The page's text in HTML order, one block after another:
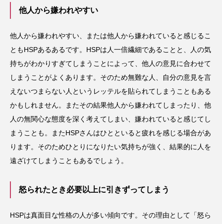
他人から嫌われやすい
他人から嫌われやすい、または他人から嫌われていると感じるこ
ともHSPあるあるです。HSPは人一倍繊細であることと、人の気
持ちがわかりすぎてしまうことによって、他人の意見に合わせて
しまうことがよくあります。そのため無難な人、自分の意見を言
えないつまらない人というレッテルを貼られてしまうこともある
かもしれません。またその結果他人から嫌われてしまったり、他
人の無関心な態度を深く考えてしまい、嫌われていると感じてし
まうことも。またHSPさんはひとといると疲れを感じる場合があ
ります。そのためひとりになりたい気持ちが強く、結果的に人を
遠ざけてしまうこともあるでしょう。
怒られたとき必要以上に引きずってしまう
HSPは真面目な性格の人が多い傾向です。その理由として「怒ら